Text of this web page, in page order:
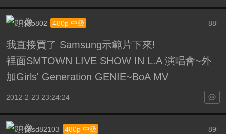
88F
xxo802 480p 中級
我直接買了 Samsung示範片下來!
裡面SMTOWN LIVE SHOW IN L.A 演唱會~外
加Girls' Generation GENIE~BoA MV
2012-2-23 23:24:24
89F
snsd82103 480p 中級